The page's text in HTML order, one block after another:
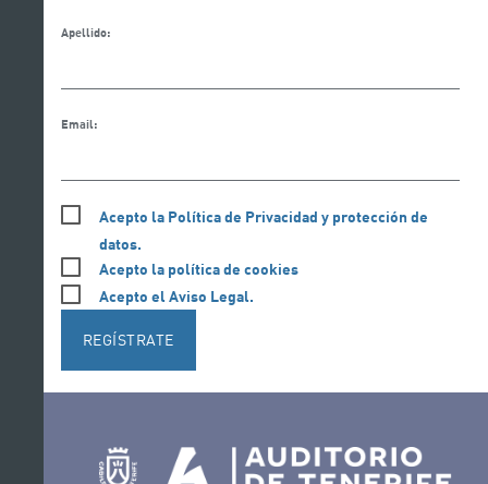
Apellido:
Email:
Acepto la Política de Privacidad y protección de
datos.
Acepto la política de cookies
Acepto el Aviso Legal.
REGÍSTRATE